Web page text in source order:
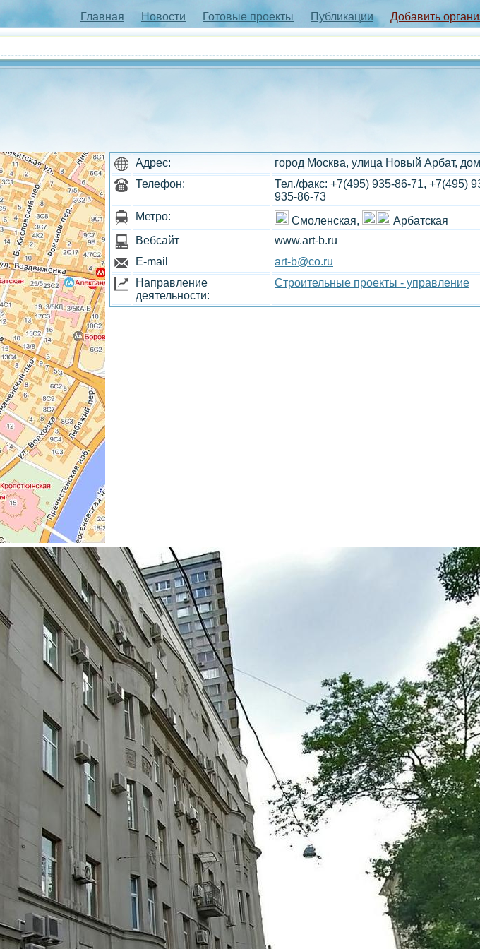
Главная Новости Готовые проекты Публикации Добавить
Адрес:
город Москва, улица Новый Арбат,
Телефон:
Тел./факс: +7(495) 935-86-71, +7(495)
935-86-73
Метро:
Смоленская,
Арбатская
Вебсайт
www.art-b.ru
E-mail
art-b@co.ru
Направление
деятельности:
Строительные проекты - управление